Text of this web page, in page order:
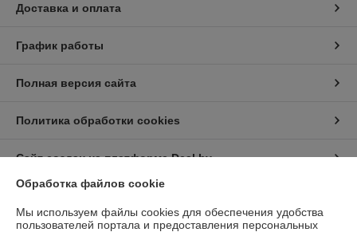
Доставка и оплата
График работы
Полная версия сайта
Политика обработки cookies
Сайт создан на платформе Deal.by
Информация для покупателя
Обработка файлов cookie
Мы используем файлы cookies для обеспечения удобства
пользователей портала и предоставления персональных